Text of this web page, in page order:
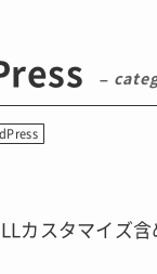
–
カスタマイズ